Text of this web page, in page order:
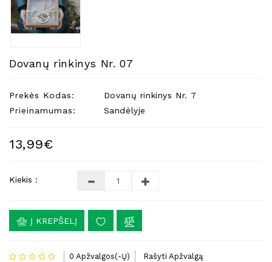
Kosmetika
Higienos
Kūdikiams
Reikalai
Indai
Dovanų rinkinys Nr. 07
Prekės Kodas:
Dovanų rinkinys Nr. 7
Prieinamumas:
Sandėlyje
13,99€
Kiekis :
Į KREPŠELĮ
0 Apžvalgos(-Ų) Rašyti Apžvalgą